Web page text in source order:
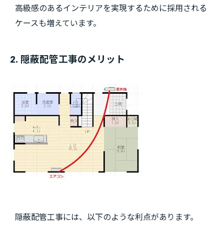
高級感のあるインテリアを実現するために採用される
ケースも増えています。
2. 隠蔽配管工事のメリット
隠蔽配管工事には、以下のような利点があります。